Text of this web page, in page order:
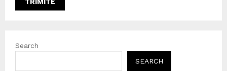
Search
SEARCH